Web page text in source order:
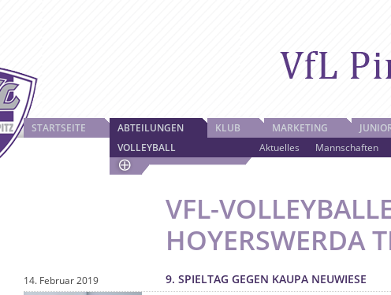
STARTSEITE
ABTEILUNGEN
VOLLEYBALL
Aktuelles Mannschaften
KLUB MARKETING
VFL-
HOYERSWERDA
9. SPIELTAG GEGEN KAUPA NEUWIESE
14. Februar 2019